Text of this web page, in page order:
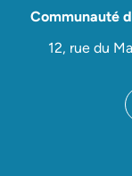
Communauté
12, rue du